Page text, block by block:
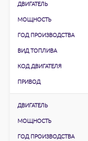
ДВИГАТЕЛЬ
МОЩНОСТЬ
ГОД ПРОИЗВОДСТВА
ВИД ТОПЛИВА
КОД ДВИГАТЕЛЯ
ПРИВОД
ДВИГАТЕЛЬ
МОЩНОСТЬ
ГОД ПРОИЗВОДСТВА